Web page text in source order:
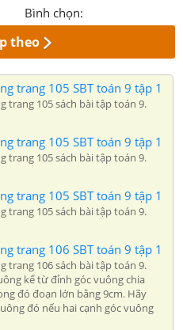
Bình chọn:
theo
trang 105 SBT toán 9 tập 1
trang 105 sách bài tập toán 9.
trang 105 SBT toán 9 tập 1
trang 105 sách bài tập toán 9.
trang 105 SBT toán 9 tập 1
trang 105 sách bài tập toán 9.
trang 106 SBT toán 9 tập 1
trang 106 sách bài tập toán 9.
kể từ đỉnh góc vuông chia
đó đoạn lớn bằng 9cm. Hãy
đó nếu hai cạnh góc vuông